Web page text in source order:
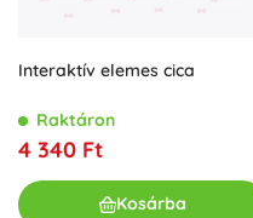
Interaktív elemes cica
Raktáron
4 340 Ft
Kosárba